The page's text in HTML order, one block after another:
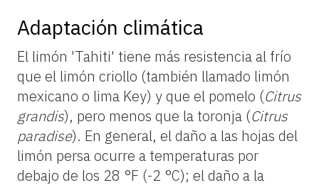
Adaptación climática
El limón 'Tahiti' tiene más resistencia al frío
que el limón criollo (también llamado limón
mexicano o lima Key) y que el pomelo (Citrus
grandis), pero menos que la toronja (Citrus
paradise). En general, el daño a las hojas del
limón persa ocurre a temperaturas por
debajo de los 28 °F (-2 °C); el daño a la